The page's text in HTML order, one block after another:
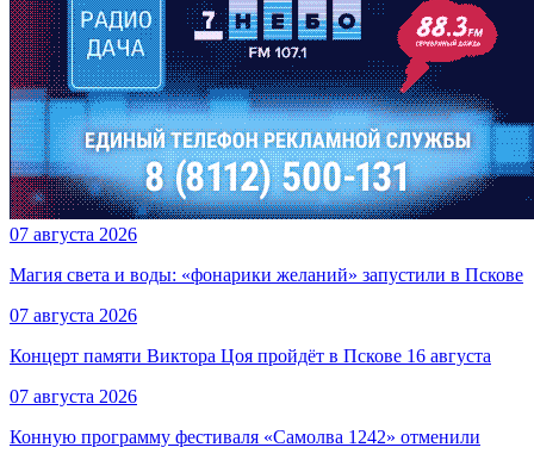
07 августа 2026
Магия света и воды: «фонарики желаний» запустили в Пскове
07 августа 2026
Концерт памяти Виктора Цоя пройдёт в Пскове 16 августа
07 августа 2026
Конную программу фестиваля «Самолва 1242» отменили